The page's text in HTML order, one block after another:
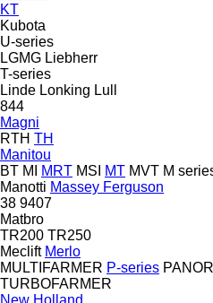
KT
Kubota
U-series
LGMG Liebherr
T-series
Linde Lonking Lull
844
Magni
RTH TH
Manitou
BT MI MRT MSI MT MVT M
Manotti Massey Ferguson
38 9407
Matbro
TR200 TR250
Meclift Merlo
MULTIFARMER P-series
TURBOFARMER
New Holland